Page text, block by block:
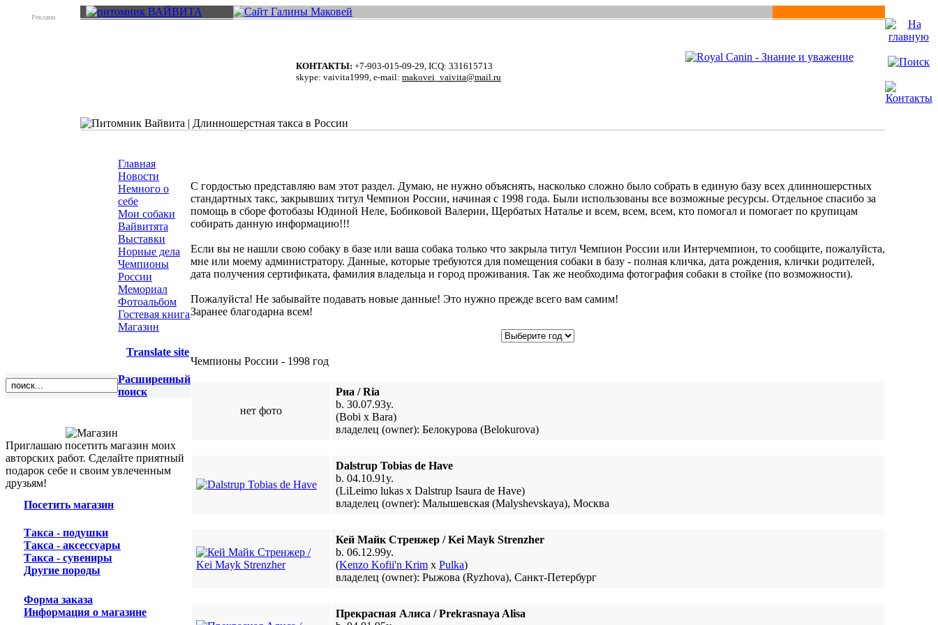
Реклама
КОНТАКТЫ: +7-903-015-09-29, ICQ: 331615713
skype: vaivita1999, e-mail: makovei_vaivita@mail.ru
Главная
Новости
Немного о
себе
Мои собаки
Вайвитята
Выставки
Норные дела
Чемпионы
России
Мемориал
Фотоальбом
Гостевая книга
Магазин
Translate site
Расширенный
поиск
Приглашаю посетить магазин моих
авторских работ. Сделайте приятный
подарок себе и своим увлеченным
друзьям!
Посетить магазин
Такса - подушки
Такса - аксессуары
Такса - сувениры
Другие породы
Форма заказа
Информация о магазине
С гордостью представляю вам этот раздел. Думаю, не нужно объяснять, насколько сложно было собрать в единую базу всех длинношерстных
стандартных такс, закрывших титул Чемпион России, начиная с 1998 года. Были использованы все возможные ресурсы. Отдельное спасибо за
помощь в сборе фотобазы Юдиной Неле, Бобиковой Валерии, Щербатых Наталье и всем, всем, всем, кто помогал и помогает по крупицам
собирать данную информацию!!!
Если вы не нашли свою собаку в базе или ваша собака только что закрыла титул Чемпион России или Интерчемпион, то сообщите, пожалуйста,
мне или моему администратору. Данные, которые требуются для помещения собаки в базу - полная кличка, дата рождения, клички родителей,
дата получения сертификата, фамилия владельца и город проживания. Так же необходима фотография собаки в стойке (по возможности).
Пожалуйста! Не забывайте подавать новые данные! Это нужно прежде всего вам самим!
Заранее благодарна всем!
Чемпионы России - 1998 год
нет фото
Риа / Ria
b. 30.07.93y.
(Bobi x Bara)
владелец (owner): Белокурова (Belokurova)
Dalstrup Tobias de Have
b. 04.10.91y.
(LiLeimo lukas x Dalstrup Isaura de Have)
владелец (owner): Малышевская (Malyshevskaya), Москва
Кей Майк Стренжер / Kei Mayk Strenzher
b. 06.12.99y.
(Kenzo Kofii'n Krim x Pulka)
владелец (owner): Рыжова (Ryzhova), Санкт-Петербург
Прекрасная Алиса / Prekrasnaya Alisa